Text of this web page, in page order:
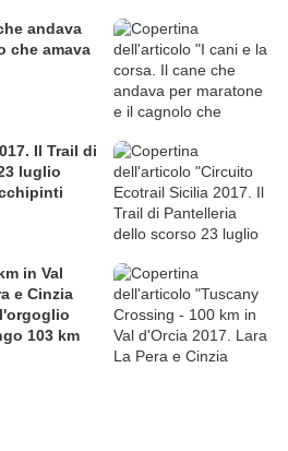
andava
che amava
Il Trail di
luglio
in Val
e Cinzia
103 km